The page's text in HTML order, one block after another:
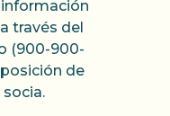
través del
(900-900-
de